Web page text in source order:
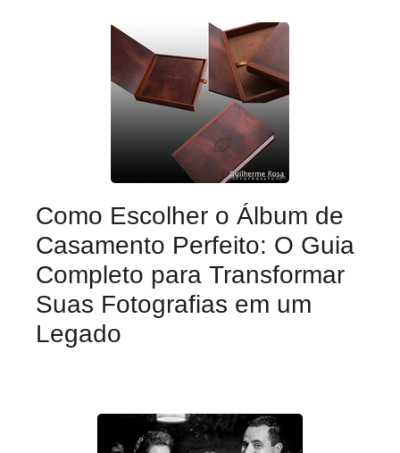
Como Escolher o Álbum de
Casamento Perfeito: O Guia
Completo para Transformar
Suas Fotografias em um
Legado